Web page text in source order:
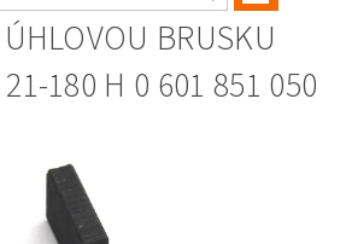
BRUSKU
180 H 0 601 851 050